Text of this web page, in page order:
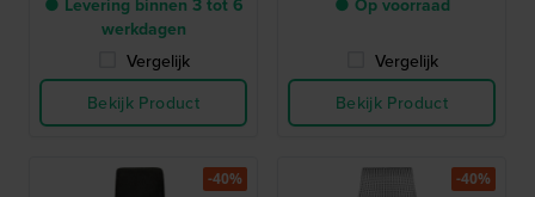
werkdagen
Vergelijk
Bekijk Product
Vergelijk
Bekijk Product
-40% -40%